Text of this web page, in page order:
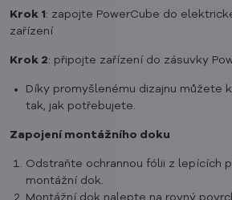
Krok 1 : zapojte PowerCube do
zařízení
Krok 2: připojte zařízení do zásuvky
Díky promyšlenému dizajnu můžete
tak, jak potřebujete.
Zapojení montážního doku
Odstraňte ochrannou fólii z lepících
montážní dok.
Montážní dok nalepte na rovný